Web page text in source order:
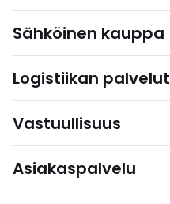
Sähköinen kauppa
Logistiikan palvelut
Vastuullisuus
Asiakaspalvelu